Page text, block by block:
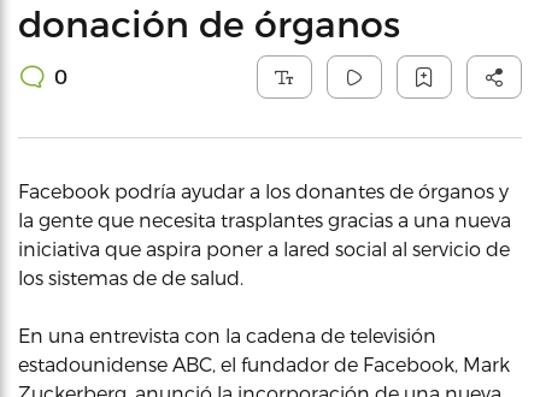
donación de órganos
0
Facebook podría ayudar a los donantes de órganos y
la gente que necesita trasplantes gracias a una nueva
iniciativa que aspira poner a lared social al servicio de
los sistemas de de salud.
En una entrevista con la cadena de televisión
estadounidense ABC, el fundador de Facebook, Mark